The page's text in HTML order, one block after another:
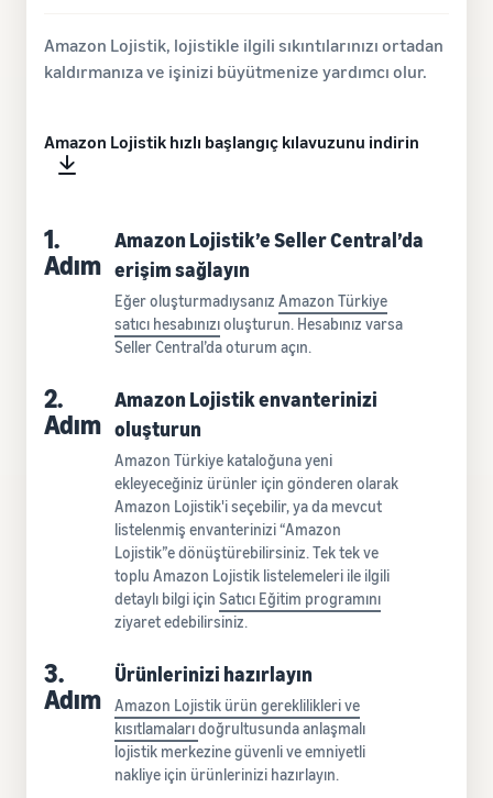
Amazon Lojistik, lojistikle ilgili sıkıntılarınızı ortadan
kaldırmanıza ve işinizi büyütmenize yardımcı olur.
Amazon Lojistik hızlı başlangıç kılavuzunu indirin
1.
Adım
Amazon Lojistik’e Seller Central’da
erişim sağlayın
Eğer oluşturmadıysanızAmazon Türkiye
satıcı hesabınızıoluşturun. Hesabınız varsa
Seller Central’da oturum açın.
2.
Adım
Amazon Lojistik envanterinizi
oluşturun
Amazon Türkiye kataloğuna yeni
ekleyeceğiniz ürünler için gönderen olarak
Amazon Lojistik'i seçebilir, ya da mevcut
listelenmiş envanterinizi “Amazon
Lojistik”e dönüştürebilirsiniz. Tek tek ve
toplu Amazon Lojistik listelemeleri ile ilgili
detaylı bilgi içinSatıcı Eğitim programını
ziyaret edebilirsiniz.
3.
Adım
Ürünlerinizi hazırlayın
Amazon Lojistik ürüngereklilikleri ve
kısıtlamalarıdoğrultusunda anlaşmalı
lojistik merkezine güvenli ve emniyetli
nakliye için ürünlerinizi hazırlayın.